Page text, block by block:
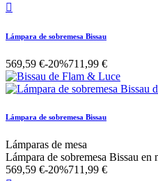

Lámpara de sobremesa Bissau
569,59 €-20%711,99 €
Lámpara de sobremesa Bissau
Lámparas de mesa
Lámpara de sobremesa Bissau en
569,59 €-20%711,99 €